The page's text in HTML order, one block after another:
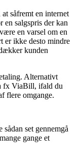
såfremt en internet
salgspris der kan
en varsel om en
er ikke desto mindre
kunden
Alternativt
fx ViaBill, ifald du
flere omgange.
set gennemgå
gange et